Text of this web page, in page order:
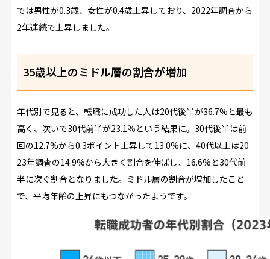
では男性が0.3歳、女性が0.4歳上昇しており、2022年調査から
2年連続で上昇しました。
35歳以上のミドル層の割合が増加
年代別で見ると、転職に成功した人は20代後半が36.7%と最も
高く、次いで30代前半が23.1％という結果に。30代後半は前
回の12.7%から0.3ポイント上昇して13.0%に、40代以上は20
23年調査の14.9%から大きく割合を伸ばし、16.6%と30代前
半に次ぐ割合となりました。ミドル層の割合が増加したこと
で、平均年齢の上昇にもつながったようです。